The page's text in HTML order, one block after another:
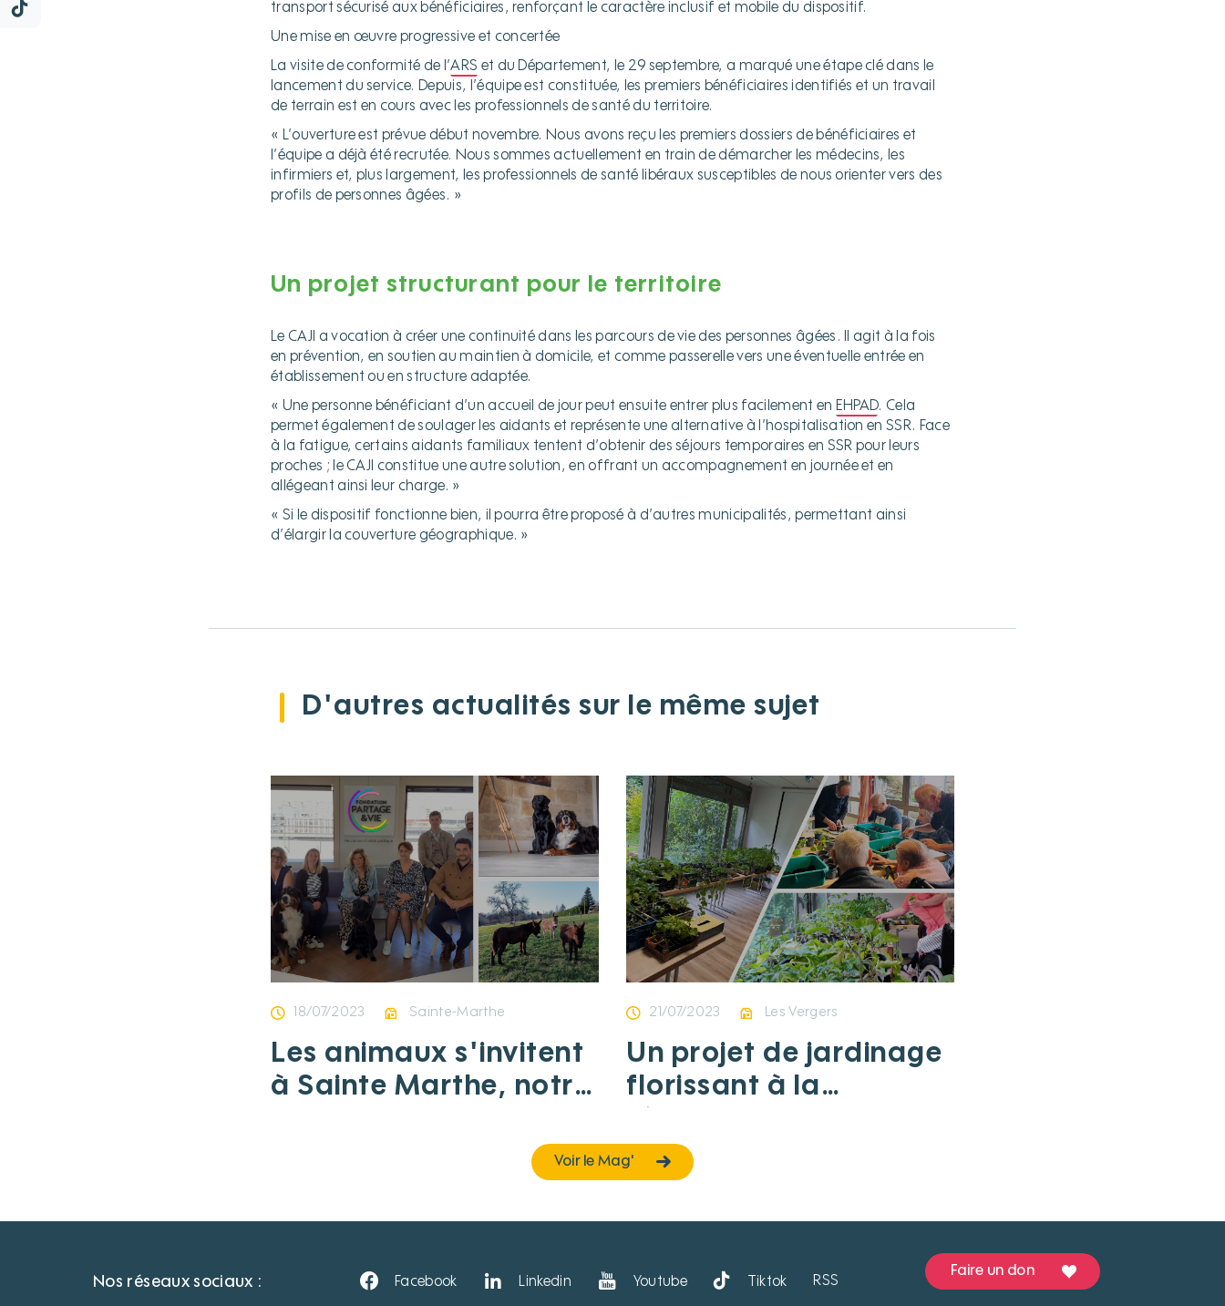
transport sécurisé aux bénéficiaires, renforçant le caractère inclusif et mobile du dispositif.
Une mise en œuvre progressive et concertée
La visite de conformité de l’ARS et du Département, le 29 septembre, a marqué une étape clé dans le
lancement du service. Depuis, l’équipe est constituée, les premiers bénéficiaires identifiés et un travail
de terrain est en cours avec les professionnels de santé du territoire.
« L’ouverture est prévue début novembre. Nous avons reçu les premiers dossiers de bénéficiaires et
l’équipe a déjà été recrutée. Nous sommes actuellement en train de démarcher les médecins, les
infirmiers et, plus largement, les professionnels de santé libéraux susceptibles de nous orienter vers des
profils de personnes âgées. »
Un projet structurant pour le territoire
Le CAJI a vocation à créer une continuité dans les parcours de vie des personnes âgées. Il agit à la fois
en prévention, en soutien au maintien à domicile, et comme passerelle vers une éventuelle entrée en
établissement ou en structure adaptée.
« Une personne bénéficiant d’un accueil de jour peut ensuite entrer plus facilement en EHPAD. Cela
permet également de soulager les aidants et représente une alternative à l’hospitalisation en SSR. Face
à la fatigue, certains aidants familiaux tentent d’obtenir des séjours temporaires en SSR pour leurs
proches ; le CAJI constitue une autre solution, en offrant un accompagnement en journée et en
allégeant ainsi leur charge. »
« Si le dispositif fonctionne bien, il pourra être proposé à d’autres municipalités, permettant ainsi
d’élargir la couverture géographique. »
D'autres actualités sur le même sujet
18/07/2023 Sainte-Marthe
Les animaux s'invitent
à Sainte Marthe, notre
Blanche (Dordogne)
21/07/2023 Les Vergers
Un projet de jardinage
florissant à la
(Noyarey)
Voir le Mag'
Nos réseaux sociaux : Facebook Linkedin Youtube Tiktok RSS
Faire un don